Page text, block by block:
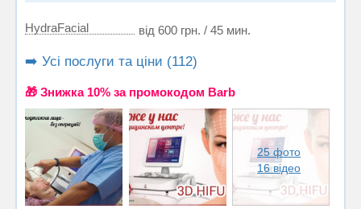
HydraFacial від 600 грн. / 45 мин.
➡️ Усі послуги та ціни (112)
🎁 Знижка 10% за промокодом Barb
25 фото
16 відео